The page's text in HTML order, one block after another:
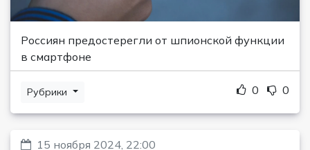
Россиян предостерегли от шпионской функции
в смартфоне
Рубрики 0 0
15 ноября 2024, 22:00